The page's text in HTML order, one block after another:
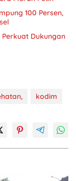
100 Persen,
Dukungan
kodim